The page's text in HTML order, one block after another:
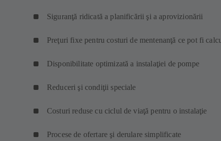
Siguranţă ridicată a planificării şi a aprovizionării
Preţuri fixe pentru costuri de mentenanţă ce pot fi
Disponibilitate optimizată a instalaţiei de pompe
Reduceri şi condiţii speciale
Costuri reduse cu ciclul de viaţă pentru o instalaţie
Procese de ofertare şi derulare simplificate